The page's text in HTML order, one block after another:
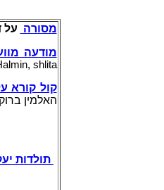
מסורה על
מודעה
shlita
קול קורא
האלמין
תולדות